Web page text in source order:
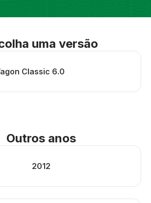
uma versão
Classic 6.0
Outros anos
2012